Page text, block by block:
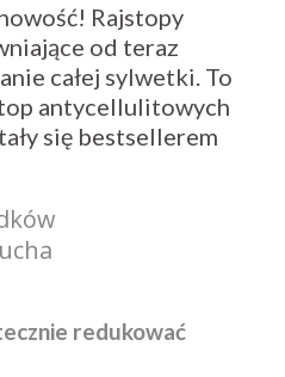
Rajstopy
od teraz
całej sylwetki. To
antycellulitowych
się bestsellerem
redukować